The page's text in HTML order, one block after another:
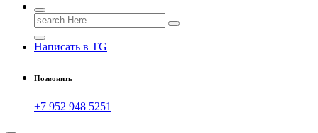
Search
for:
Написать в TG
Позвонить
+7 952 948 5251